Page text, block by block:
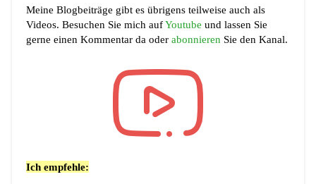
Meine Blogbeiträge gibt es übrigens teilweise auch als
Videos. Besuchen Sie mich aufYoutubeund lassen Sie
gerne einen Kommentar da oderabonnieren Sie den Kanal.
Ich empfehle: